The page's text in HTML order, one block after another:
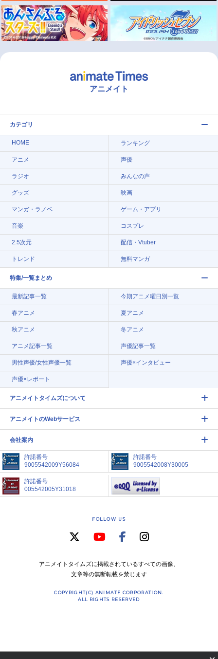
アニメイト
カテゴリ
HOME ランキング
アニメ 声優
ラジオ みんなの声
グッズ 映画
マンガ・ラノベ ゲーム・アプリ
音楽 コスプレ
2.5次元 配信・Vtuber
トレンド 無料マンガ
特集/一覧まとめ
最新記事一覧 今期アニメ曜日別一覧
春アニメ 夏アニメ
秋アニメ 冬アニメ
アニメ記事一覧 声優記事一覧
男性声優/女性声優一覧 声優×インタビュー
声優×レポート
アニメイトタイムズについて
アニメイトのWebサービス
会社案内
許諾番号
9005542009Y56084
許諾番号
9005542008Y30005
許諾番号
005542005Y31018
FOLLOW US
アニメイトタイムズに掲載されているすべての画像、
文章等の無断転載を禁じます
COPYRIGHT(C) ANIMATE CORPORATION.
ALL RIGHTS RESERVED